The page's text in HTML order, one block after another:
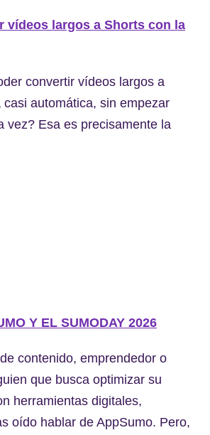
vídeos largos a Shorts con la
convertir vídeos largos a
casi automática, sin empezar
vez? Esa es precisamente la
Y EL SUMODAY 2026
contenido, emprendedor o
que busca optimizar su
herramientas digitales,
oído hablar de AppSumo. Pero,